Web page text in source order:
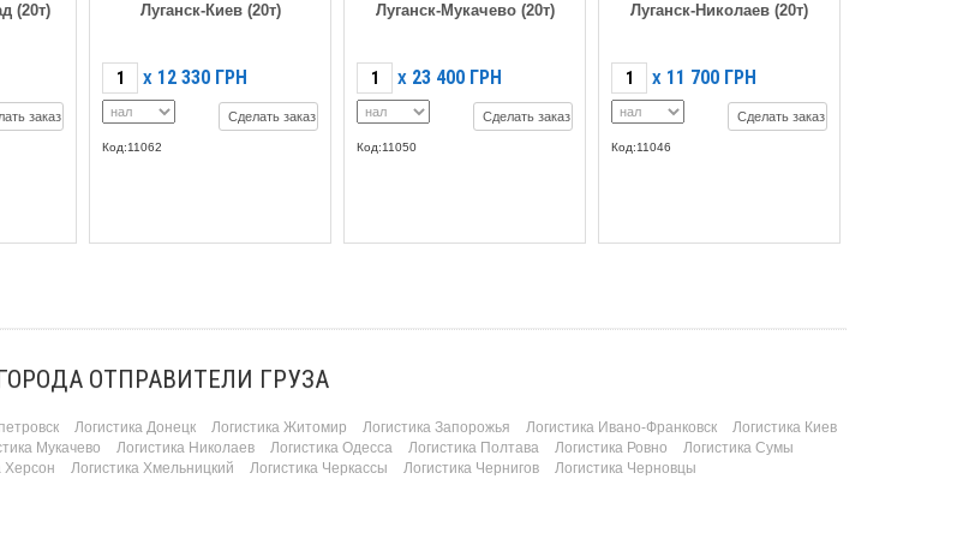
(20т)
заказ
Луганск-Киев (20т)
X 12 330 ГРН
Сделать заказ
Код:11062
Луганск-Мукачево (20т)
X 23 400 ГРН
Сделать заказ
Код:11050
Луганск-Николаев (20т)
X 11 700 ГРН
Сделать заказ
Код:11046
ОТПРАВИТЕЛИ ГРУЗА
Логистика Донецк Логистика Житомир Логистика Запорожья Логистика Ивано-Франковск
Логистика Киев
Мукачево Логистика Николаев Логистика Одесса Логистика Полтава Логистика Ровно
Логистика Сумы
Херсон Логистика Хмельницкий Логистика Черкассы Логистика Чернигов Логистика Черновцы